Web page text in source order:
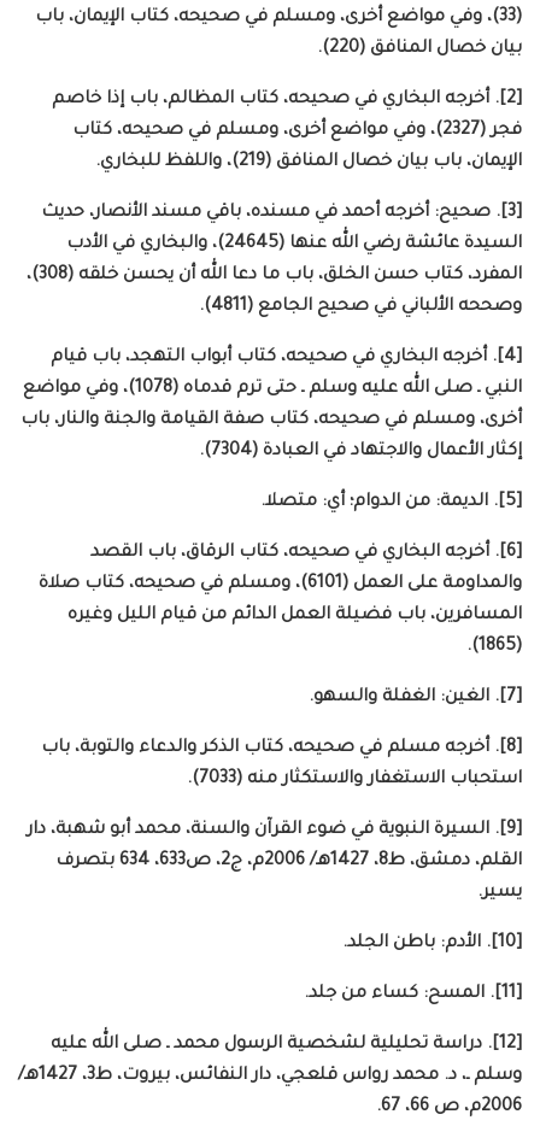
(33)، وفي مواضع أخرى، ومسلم في صحيحه، كتاب الإيمان، باب
بيان خصال المنافق (220).
[2]. أخرجه البخاري في صحيحه، كتاب المظالم، باب إذا خاصم
فجر (2327)، وفي مواضع أخرى، ومسلم في صحيحه، كتاب
الإيمان، باب بيان خصال المنافق (219)، واللفظ للبخاري.
[3]. صحيح: أخرجه أحمد في مسنده، باقي مسند الأنصار، حديث
السيدة عائشة رضي الله عنها (24645)، والبخاري في الأدب
المفرد، كتاب حسن الخلق، باب ما دعا الله أن يحسن خلقه (308)،
وصححه الألباني في صحيح الجامع (4811).
[4]. أخرجه البخاري في صحيحه، كتاب أبواب التهجد، باب قيام
النبي ـ صلى الله عليه وسلم ـ حتى ترم قدماه (1078)، وفي مواضع
أخرى، ومسلم في صحيحه، كتاب صفة القيامة والجنة والنار، باب
إكثار الأعمال والاجتهاد في العبادة (7304).
[5]. الديمة: من الدوام؛ أي: متصلا.
[6]. أخرجه البخاري في صحيحه، كتاب الرقاق، باب القصد
والمداومة على العمل (6101)، ومسلم في صحيحه، كتاب صلاة
المسافرين، باب فضيلة العمل الدائم من قيام الليل وغيره
(1865).
[7]. الغين: الغفلة والسهو.
[8]. أخرجه مسلم في صحيحه، كتاب الذكر والدعاء والتوبة، باب
استحباب الاستغفار والاستكثار منه (7033).
[9]. السيرة النبوية في ضوء القرآن والسنة، محمد أبو شهبة، دار
القلم، دمشق، ط8، 1427هـ/ 2006م، ج2، ص633، 634 بتصرف
يسير.
[10]. الأدم: باطن الجلد.
[11]. المسح: كساء من جلد.
[12]. دراسة تحليلية لشخصية الرسول محمد ـ صلى الله عليه
وسلم ـ، د. محمد رواس قلعجي، دار النفائس، بيروت، ط3، 1427هـ/
2006م، ص 66، 67.